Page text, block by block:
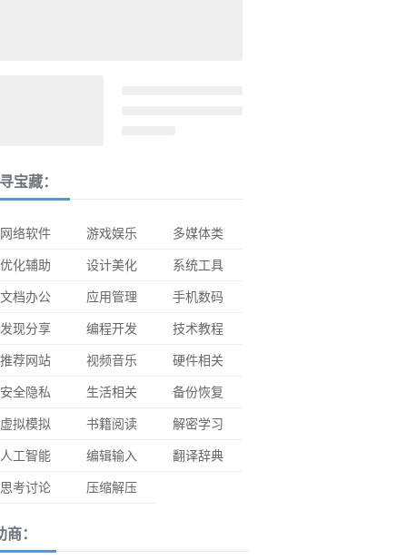
宝藏：
网络软件 游戏娱乐
多媒体类
优化辅助
设计美化
系统工具
文档办公
应用管理
手机数码
发现分享
编程开发
技术教程
推荐网站
视频音乐
硬件相关
安全隐私
生活相关
备份恢复
虚拟模拟
书籍阅读
解密学习
人工智能
编辑输入
翻译辞典
思考讨论
压缩解压
商：